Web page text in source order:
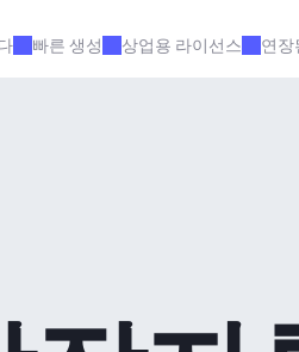
빠른 생성 상업용 라이선스 연장